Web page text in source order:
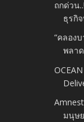
ถกด่วน
ธุรกิจ
“คลอง
พลาด
มนุษ